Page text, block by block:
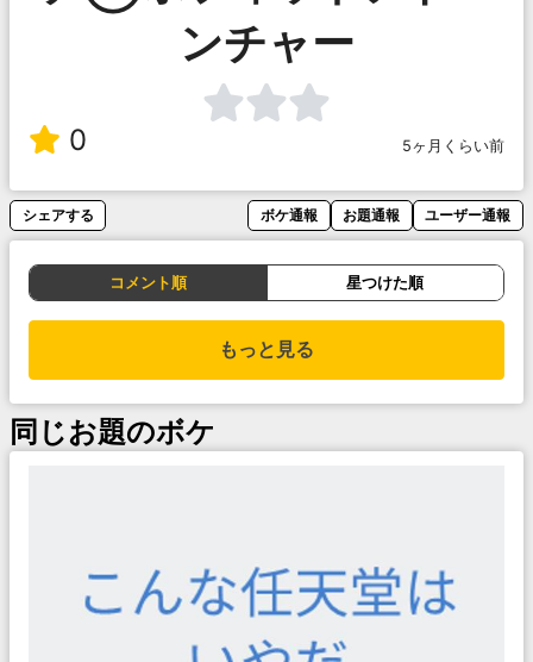
ンチャー
0 5ヶ月くらい前
シェアする ボケ通報 お題通報 ユーザー通報
コメント順 星つけた順
もっと見る
同じお題のボケ